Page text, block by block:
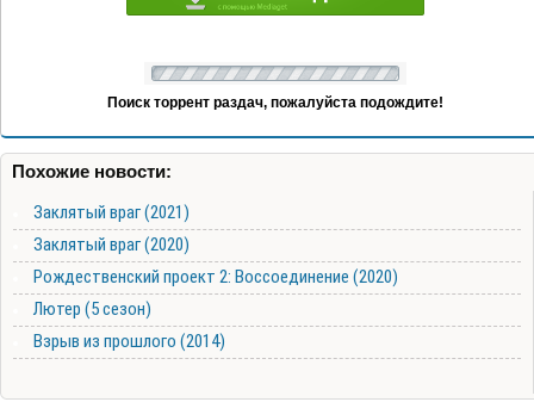
Поиск торрент раздач, пожалуйста подождите!
Похожие новости:
Заклятый враг (2021)
Заклятый враг (2020)
Рождественский проект 2: Воссоединение (2020)
Лютер (5 сезон)
Взрыв из прошлого (2014)